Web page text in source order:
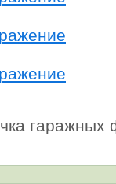
гаражных